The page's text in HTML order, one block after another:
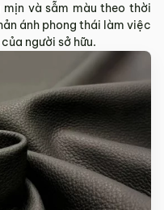
và sẫm màu theo thời
ánh phong thái làm việc
người sở hữu.